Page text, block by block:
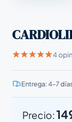
4
Entrega: 4–7
Precio: